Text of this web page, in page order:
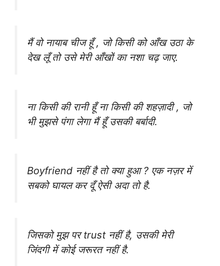
मैं वो नायाब चीज हूँ , जो किसी को आँख उठा के
देख लूँ तो उसे मेरी आँखों का नशा चढ़ जाए.
ना किसी की रानी हूँ ना किसी की शहज़ादी , जो
भी मुझसे पंगा लेगा मैं हूँ उसकी बर्बादी.
Boyfriend नहीं है तो क्या हुआ ? एक नज़र में
सबको घायल कर दूँ ऐसी अदा तो है.
जिसको मुझ पर trust नहीं है, उसकी मेरी
जिंदगी में कोई जरूरत नहीं है.